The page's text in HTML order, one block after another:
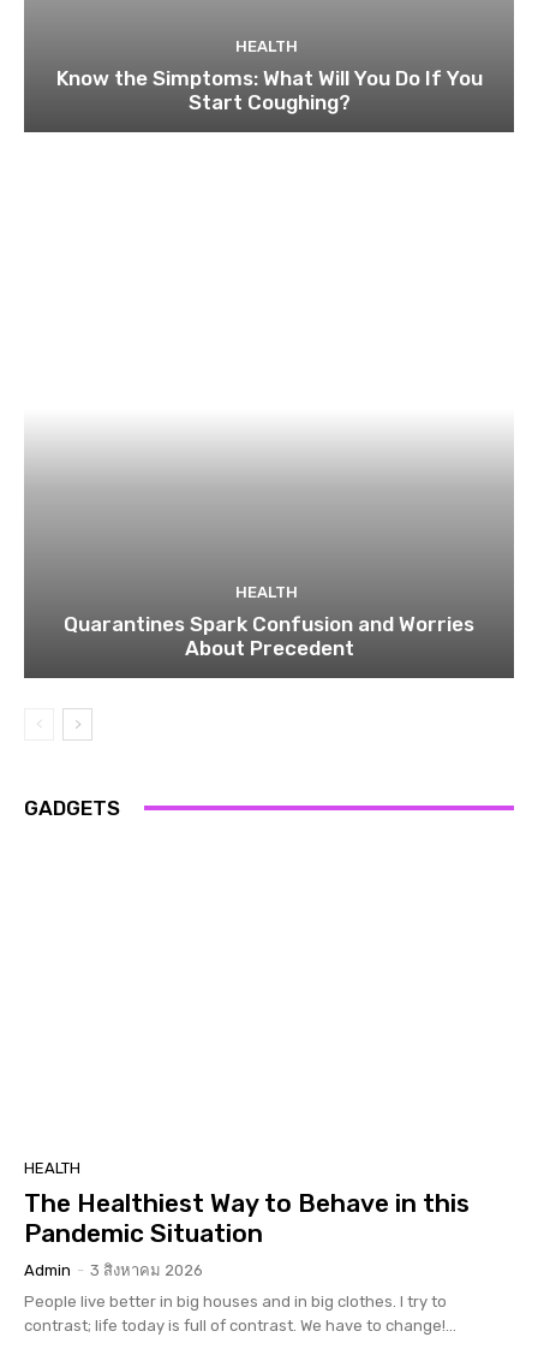
HEALTH
Know the Simptoms: What Will You Do If You
Start Coughing?
HEALTH
Quarantines Spark Confusion and Worries
About Precedent
GADGETS
HEALTH
The Healthiest Way to Behave in this
Pandemic Situation
Admin - 3 สิงหาคม 2026
People live better in big houses and in big clothes. I try to
contrast; life today is full of contrast. We have to change!...